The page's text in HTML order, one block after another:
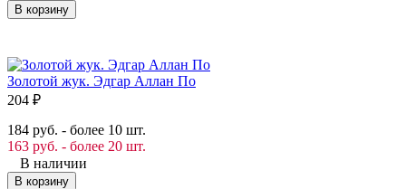
В корзину
Золотой жук. Эдгар Аллан По
204 ₽
184 руб. - более 10 шт.
163 руб. - более 20 шт.
В наличии
В корзину